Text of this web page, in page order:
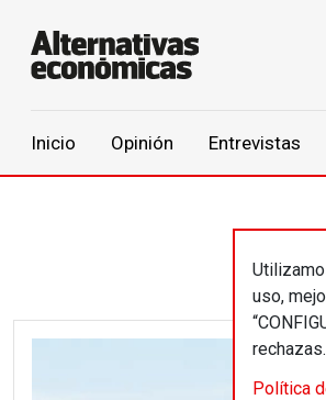
Inicio Opinión Entrevistas
uso,
Política